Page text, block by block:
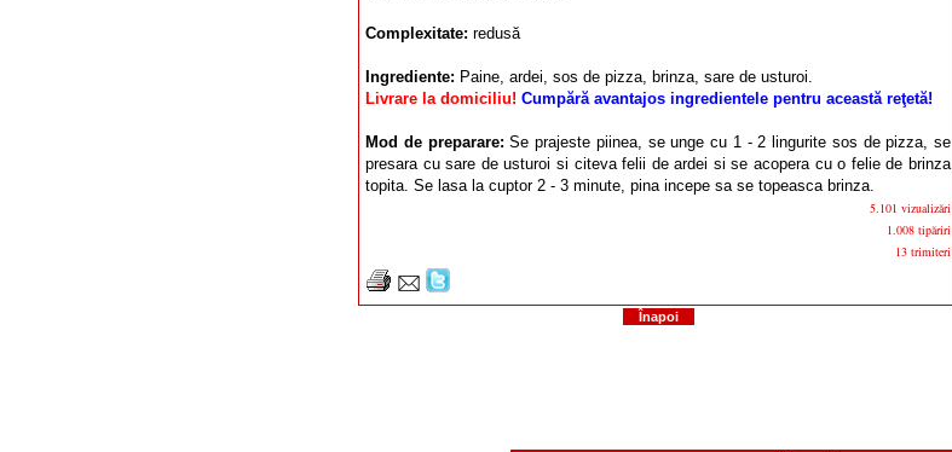
Complexitate: redusă
Ingrediente: Paine, ardei, sos de pizza, brinza, sare de usturoi.
Livrare la domiciliu! Cumpără avantajos ingredientele pentru această reţetă!
Mod de preparare:Se prajeste piinea, se unge cu 1 - 2 lingurite sos de pizza, se
presara cu sare de usturoi si citeva felii de ardei si se acopera cu o felie de brinza
topita. Se lasa la cuptor 2 - 3 minute, pina incepe sa se topeasca brinza.
5.101 vizualizări
1.008 tipăriri
13 trimiteri
Înapoi